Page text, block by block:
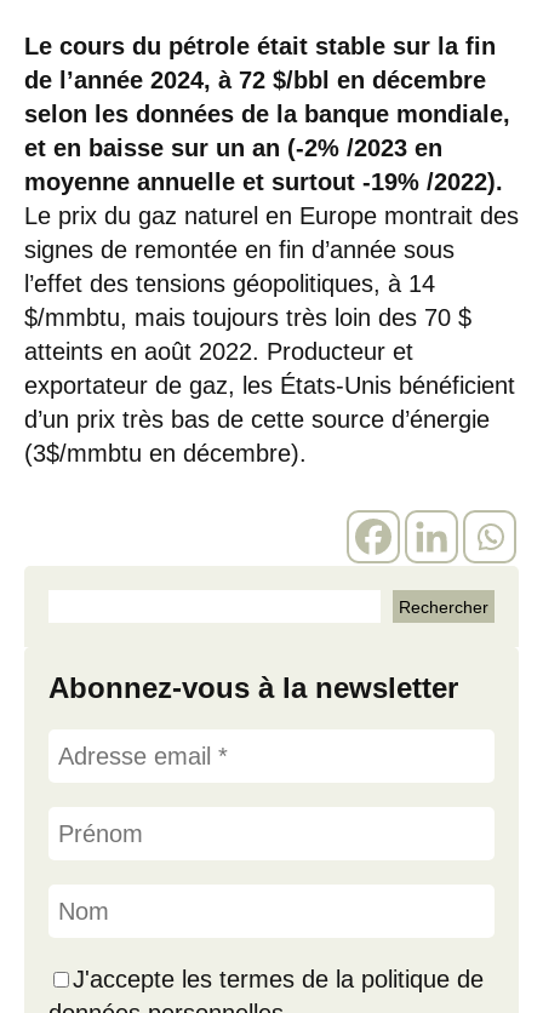
Le cours du pétrole était stable sur la fin
de l’année 2024, à 72 $/bbl en décembre
selon les données de la banque mondiale,
et en baisse sur un an (-2% /2023 en
moyenne annuelle et surtout -19% /2022).
Le prix du gaz naturel en Europe montrait des
signes de remontée en fin d’année sous
l’effet des tensions géopolitiques, à 14
$/mmbtu, mais toujours très loin des 70 $
atteints en août 2022. Producteur et
exportateur de gaz, les États-Unis bénéficient
d’un prix très bas de cette source d’énergie
(3$/mmbtu en décembre).
Abonnez-vous à la newsletter
J'accepte les termes de la politique de